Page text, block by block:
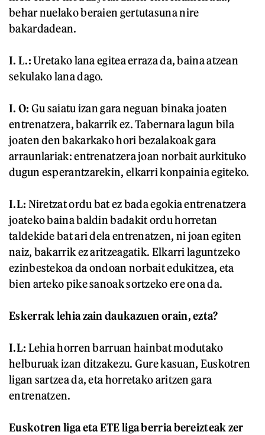
behar nuelako beraien gertutasuna nire
bakardadean.
I. L.:Uretako lana egitea erraza da, baina atzean
sekulako lana dago.
I. O: Gu saiatu izan gara neguan binaka joaten
entrenatzera, bakarrik ez. Tabernara lagun bila
joaten den bakarkako hori bezalakoak gara
arraunlariak: entrenatzera joan norbait aurkituko
dugun esperantzarekin, elkarri konpainia egiteko.
I.L: Niretzat ordu bat ez bada egokia entrenatzera
joateko baina baldin badakit ordu horretan
taldekide bat ari dela entrenatzen, ni joan egiten
naiz, bakarrik ez aritzeagatik. Elkarri laguntzeko
ezinbestekoa da ondoan norbait edukitzea, eta
bien arteko pike sanoak sortzeko ere ona da.
Eskerrak lehia zain daukazuen orain, ezta?
I.L: Lehia horren barruan hainbat modutako
helburuak izan ditzakezu. Gure kasuan, Euskotren
ligan sartzea da, eta horretako aritzen gara
entrenatzen.
Euskotren liga eta ETE liga berria bereizteak zer